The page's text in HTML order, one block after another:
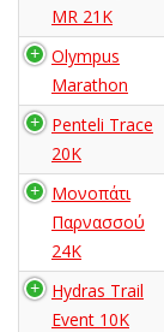
MR 21K
Olympus
Marathon
Penteli Trace
20K
Μονοπάτι
Παρνασσού
24K
Hydras Trail
Event 10K